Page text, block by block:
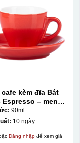
kèm đĩa Bát
Espresso – men
90ml
10 ngày
Đăng nhậpđể xem giá